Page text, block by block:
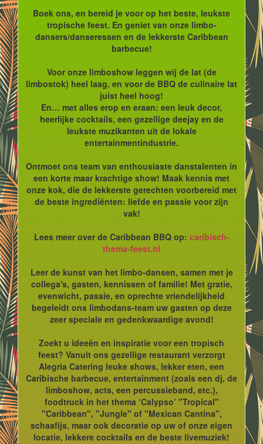
Boek ons, en bereid je voor op het beste, leukste
tropische feest. En geniet van onze limbo-
dansers/danseressen en de lekkerste Caribbean
barbecue!
Voor onze limboshow leggen wij de lat (de
limbostok) heel laag, en voor de BBQ de culinaire lat
juist heel hoog!
En… met alles erop en eraan: een leuk decor,
heerlijke cocktails, een gezellige deejay en de
leukste muzikanten uit de lokale
entertainmentindustrie.
Ontmoet ons team van enthousiaste danstalenten in
een korte maar krachtige show! Maak kennis met
onze kok, die de lekkerste gerechten voorbereid met
de beste ingrediënten: liefde en passie voor zijn
vak!
Lees meer over de Caribbean BBQ op: caribisch-
thema-feest.nl
Leer de kunst van het limbo-dansen, samen met je
collega's, gasten, kennissen of familie! Met gratie,
evenwicht, passie, en oprechte vriendelijkheid
begeleidt ons limbodans-team uw gasten op deze
zeer speciale en gedenkwaardige avond!
Zoekt u ideeën en inspiratie voor een tropisch
feest? Vanuit ons gezellige restaurant verzorgt
Alegria Catering leuke shows, lekker eten, een
Caribische barbecue, entertainment (zoals een dj, de
limboshow, acts, een percussieband, etc.),
foodtruck in het thema ‘Calypso’ "Tropical"
"Caribbean", "Jungle" of "Mexican Cantina",
schaafijs, maar ook decoratie op uw of onze eigen
locatie, lekkere cocktails en de beste livemuziek!